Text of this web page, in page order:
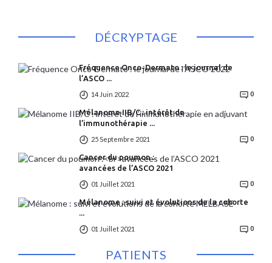
DÉCRYPTAGE
Fréquence Onco-Dermato : le journal de
l’ASCO ...
14 Juin 2022 0
Mélanome IIB/C : intérêt de
l’immunothérapie ...
25 Septembre 2021 0
Cancer du poumon :
avancées de l’ASCO 2021
01 Juillet 2021 0
Mélanome : suivi et évolutions de la cohorte
...
01 Juillet 2021 0
PATIENTS